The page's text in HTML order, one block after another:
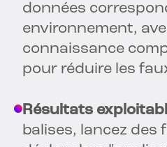
données
environnement,
connaissance
pour réduire les
Résultats
balises, lancez des